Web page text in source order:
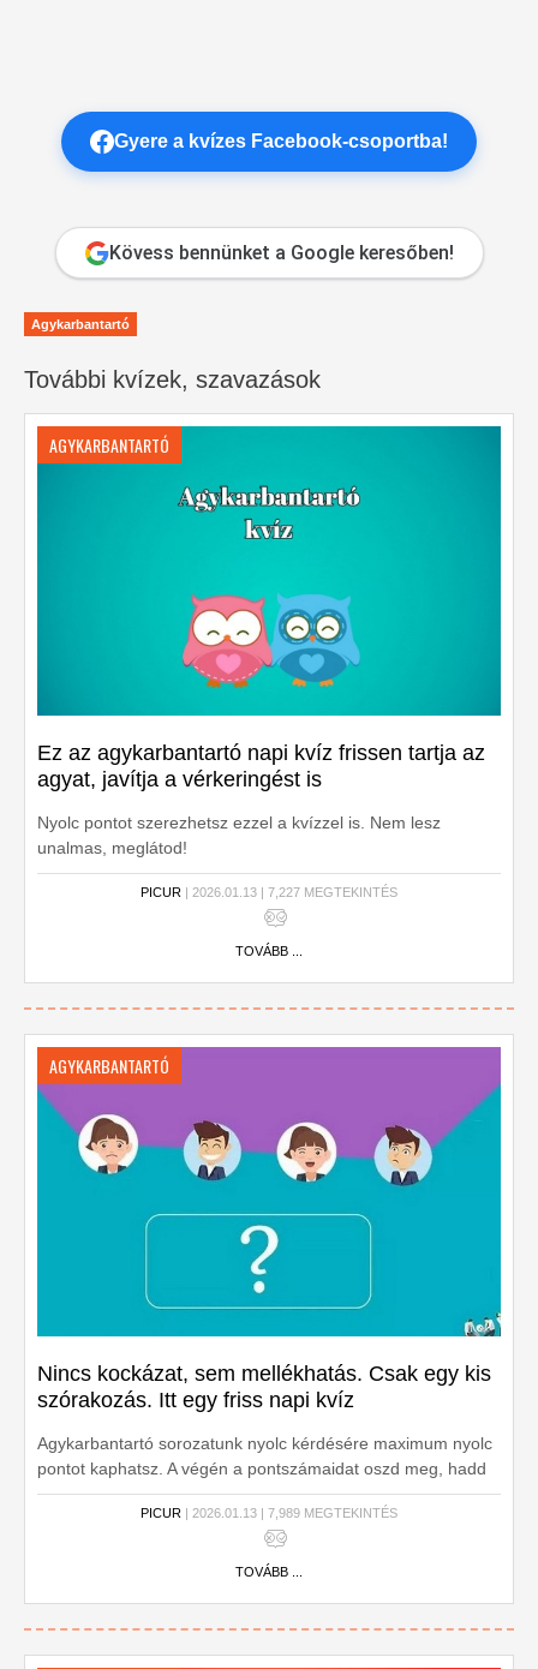
Gyere a kvízes Facebook-csoportba!
Kövess bennünket a Google keresőben!
Agykarbantartó
További kvízek, szavazások
AGYKARBANTARTÓ
Ez az agykarbantartó napi kvíz frissen tartja az
agyat, javítja a vérkeringést is
Nyolc pontot szerezhetsz ezzel a kvízzel is. Nem lesz
unalmas, meglátod!
PICUR | 2026.01.13 | 7,227 MEGTEKINTÉS
TOVÁBB ...
AGYKARBANTARTÓ
Nincs kockázat, sem mellékhatás. Csak egy kis
szórakozás. Itt egy friss napi kvíz
Agykarbantartó sorozatunk nyolc kérdésére maximum nyolc
pontot kaphatsz. A végén a pontszámaidat oszd meg, hadd
lássa a világ, mennyire tájékozott vagy!
PICUR | 2026.01.13 | 7,989 MEGTEKINTÉS
TOVÁBB ...